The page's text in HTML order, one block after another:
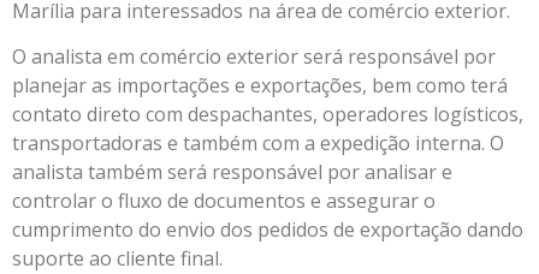
Marília para interessados na área de comércio exterior.
O analista em comércio exterior será responsável por
planejar as importações e exportações, bem como terá
contato direto com despachantes, operadores logísticos,
transportadoras e também com a expedição interna. O
analista também será responsável por analisar e
controlar o fluxo de documentos e assegurar o
cumprimento do envio dos pedidos de exportação dando
suporte ao cliente final.